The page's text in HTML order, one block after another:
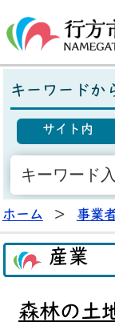
キーワードか
サイト内
ホーム > 事業
産業
森林の土